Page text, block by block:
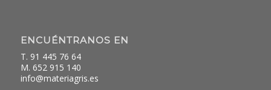
ENCUÉNTRANOS EN
T. 91 445 76 64
M. 652 915 140
info@materiagris.es